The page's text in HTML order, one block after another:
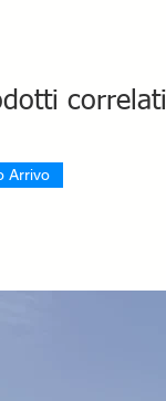
correlati
Arrivo